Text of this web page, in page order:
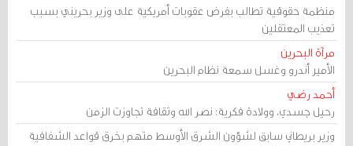
منظمة حقوقية تطالب بفرض عقوبات أمريكية على وزير بحريني بسبب
تعذيب المعتقلين
مرآة البحرين
الأمير أندرو وغسل سمعة نظام البحرين
أحمد رضي
رحيل جسدي، وولادة فكرية: نصر الله وثقافة تجاوزت الزمن
وزير بريطاني سابق لشؤون الشرق الأوسط متهم بخرق قواعد الشفافية